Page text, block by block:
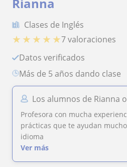
Clases de Inglés
★ ★ ★ ★ ★7 valoraciones
Datos verificados
más de 5 años dando clase
Los alumnos de Rianna
Profesora con mucha
prácticas que te ayudan
idioma
Ver más